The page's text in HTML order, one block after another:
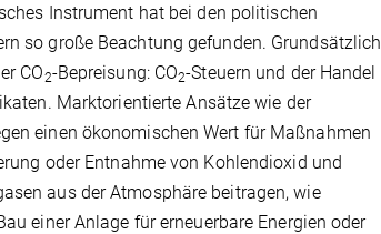
Instrument hat bei den politischen
so große Beachtung gefunden. Grundsätzlich
CO2-Bepreisung: CO2-Steuern und der Handel
Marktorientierte Ansätze wie der
einen ökonomischen Wert für Maßnahmen
oder Entnahme von Kohlendioxid und
aus der Atmosphäre beitragen, wie
einer Anlage für erneuerbare Energien oder